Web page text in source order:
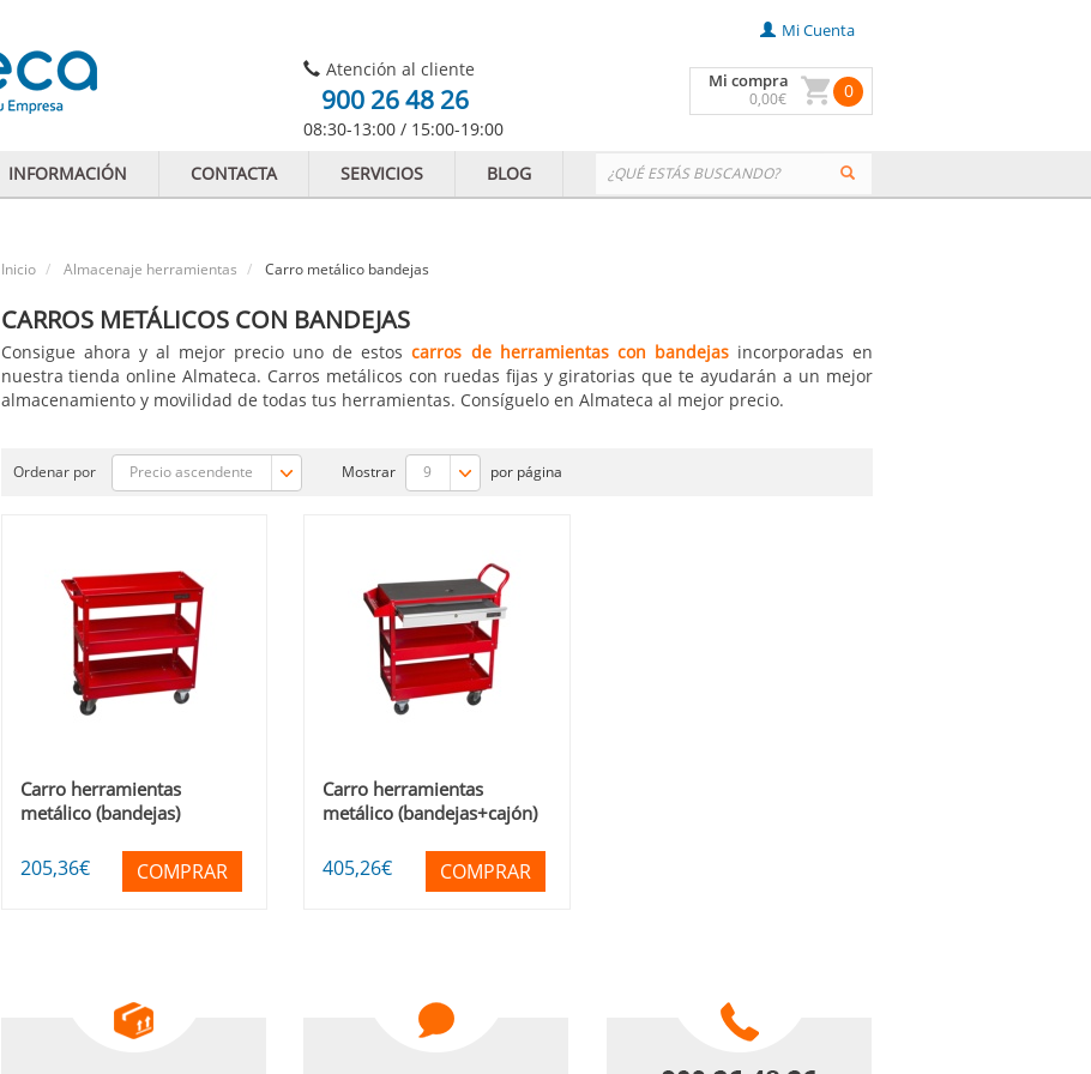
Atención al cliente
900 26 48 26
08:30-13:00 / 15:00-19:00
Mi Cuenta
Mi compra
0,00€ 0
INFORMACIÓN CONTACTA SERVICIOS BLOG
Inicio Almacenaje herramientas Carro metálico bandejas
CARROS METÁLICOS CON BANDEJAS
Consigue ahora y al mejor precio uno de estoscarros de herramientas con bandejasincorporadas en
nuestra tienda online Almateca. Carros metálicos con ruedas fijas y giratorias que te ayudarán a un mejor
almacenamiento y movilidad de todas tus herramientas. Consíguelo en Almateca al mejor precio.
Ordenar por Precio ascendente Mostrar 9 por página
Carro herramientas
metálico (bandejas)
205,36€ COMPRAR
Carro herramientas
metálico (bandejas+cajón)
405,26€ COMPRAR